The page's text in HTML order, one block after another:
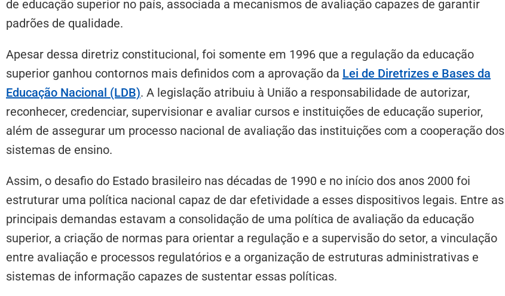
de educação superior no país, associada a mecanismos de avaliação capazes de garantir
padrões de qualidade.
Apesar dessa diretriz constitucional, foi somente em 1996 que a regulação da educação
superior ganhou contornos mais definidos com a aprovação da Lei de Diretrizes e Bases da
Educação Nacional (LDB). A legislação atribuiu à União a responsabilidade de autorizar,
reconhecer, credenciar, supervisionar e avaliar cursos e instituições de educação superior,
além de assegurar um processo nacional de avaliação das instituições com a cooperação dos
sistemas de ensino.
Assim, o desafio do Estado brasileiro nas décadas de 1990 e no início dos anos 2000 foi
estruturar uma política nacional capaz de dar efetividade a esses dispositivos legais. Entre as
principais demandas estavam a consolidação de uma política de avaliação da educação
superior, a criação de normas para orientar a regulação e a supervisão do setor, a vinculação
entre avaliação e processos regulatórios e a organização de estruturas administrativas e
sistemas de informação capazes de sustentar essas políticas.